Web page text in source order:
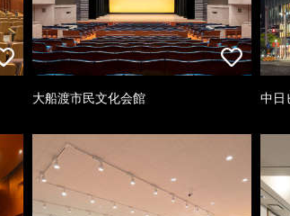
大船渡市民文化会館 中日